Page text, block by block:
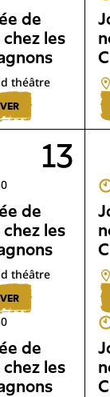
de
les
théâtre
13
de
les
théâtre
de
les